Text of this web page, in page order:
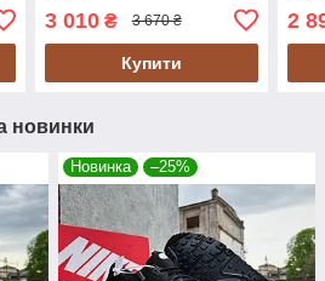
3 010₴ 3 670 ₴
Купити
2
новинки
Новинка –25%